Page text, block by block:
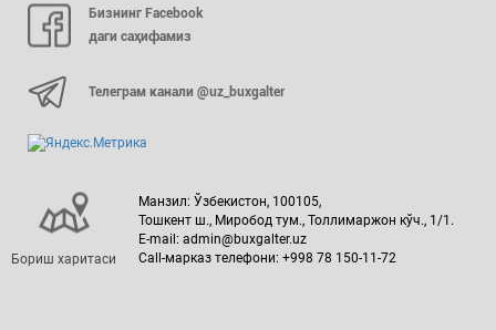
Бизнинг Facebook
даги саҳифамиз
Телеграм канали @uz_buxgalter
Бориш харитаси
Манзил: Ўзбекистон, 100105,
Тошкент ш., Миробод тум., Толлимаржон кўч., 1/1.
E-mail: admin@buxgalter.uz
Call-марказ телефони: +998 78 150-11-72